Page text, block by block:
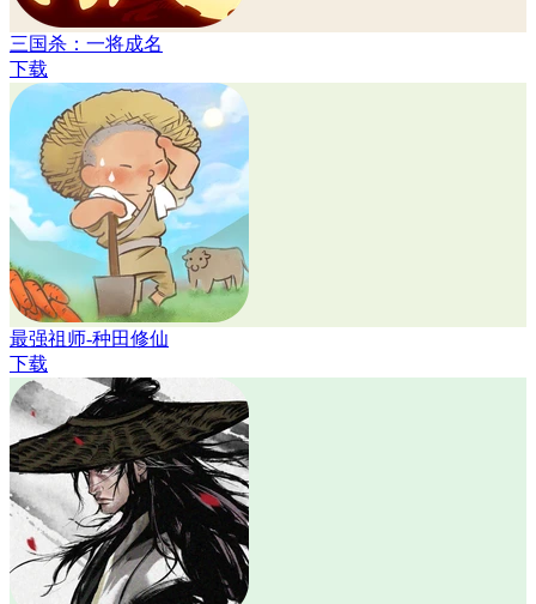
三国杀：一将成名
下载
最强祖师-种田修仙
下载